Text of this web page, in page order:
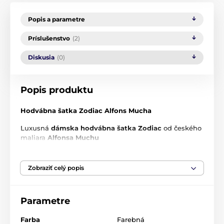
Popis a parametre
Príslušenstvo (2)
Diskusia (0)
Popis produktu
Hodvábna šatka Zodiac Alfons Mucha
Luxusná dámska hodvábna šatka Zodiac od českého
maliara Alfonsa Muchu
Materiál: 100 % hodváb
exkluzívnašatka dodá
zahreje
Zobraziť celý popis
Parametre
Farba Farebná